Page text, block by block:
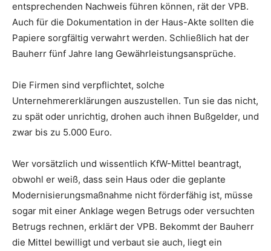
entsprechenden Nachweis führen können, rät der VPB.
Auch für die Dokumentation in der Haus-Akte sollten die
Papiere sorgfältig verwahrt werden. Schließlich hat der
Bauherr fünf Jahre lang Gewährleistungsansprüche.
Die Firmen sind verpflichtet, solche
Unternehmererklärungen auszustellen. Tun sie das nicht,
zu spät oder unrichtig, drohen auch ihnen Bußgelder, und
zwar bis zu 5.000 Euro.
Wer vorsätzlich und wissentlich KfW-Mittel beantragt,
obwohl er weiß, dass sein Haus oder die geplante
Modernisierungsmaßnahme nicht förderfähig ist, müsse
sogar mit einer Anklage wegen Betrugs oder versuchten
Betrugs rechnen, erklärt der VPB. Bekommt der Bauherr
die Mittel bewilligt und verbaut sie auch, liegt ein